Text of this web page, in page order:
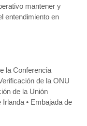
mantener y
entendimiento en
la Conferencia
de la ONU
de la Unión
• Embajada de